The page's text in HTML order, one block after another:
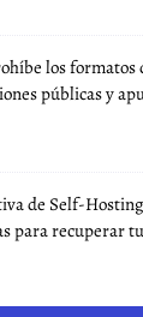
los formatos
públicas y
de Self-
para recuperar